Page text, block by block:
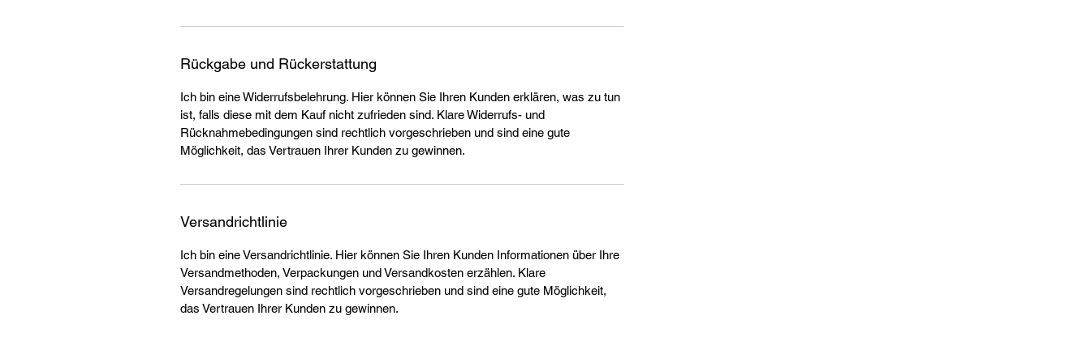
Rückgabe und Rückerstattung
Ich bin eine Widerrufsbelehrung. Hier können Sie Ihren Kunden erklären, was zu tun
ist, falls diese mit dem Kauf nicht zufrieden sind. Klare Widerrufs- und
Rücknahmebedingungen sind rechtlich vorgeschrieben und sind eine gute
Möglichkeit, das Vertrauen Ihrer Kunden zu gewinnen.
Versandrichtlinie
Ich bin eine Versandrichtlinie. Hier können Sie Ihren Kunden Informationen über Ihre
Versandmethoden, Verpackungen und Versandkosten erzählen. Klare
Versandregelungen sind rechtlich vorgeschrieben und sind eine gute Möglichkeit,
das Vertrauen Ihrer Kunden zu gewinnen.